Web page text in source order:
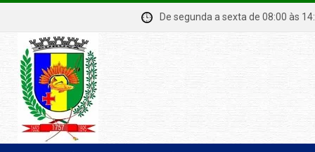
De segunda a sexta de 08:00